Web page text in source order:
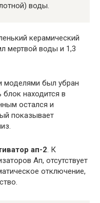
воды.
керамический
мертвой воды и 1,3
моделями был убран
блок находится в
остался и
показывает
ап-2. К
Ап, отсутствует
отключение,